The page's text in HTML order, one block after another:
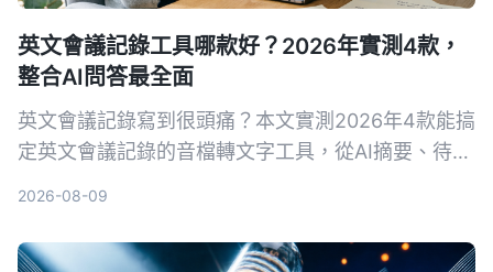
英文會議記錄工具哪款好？2026年實測4款，
整合AI問答最全面
英文會議記錄寫到很頭痛？本文實測2026年4款能搞
定英文會議記錄的音檔轉文字工具，從AI摘要、待辦
2026-08-09